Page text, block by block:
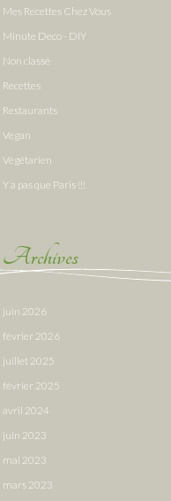
Mes Recettes Chez Vous
Minute Deco - DIY
Non classé
Recettes
Restaurants
Vegan
Végétarien
Y a pas que Paris !!!
Archives
juin 2026
février 2026
juillet 2025
février 2025
avril 2024
juin 2023
mai 2023
mars 2023